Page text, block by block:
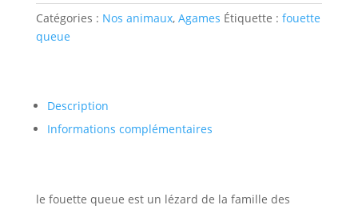
Catégories : Nos animaux, Agames Étiquette : fouette
queue
Description
Informations complémentaires
le fouette queue est un lézard de la famille des